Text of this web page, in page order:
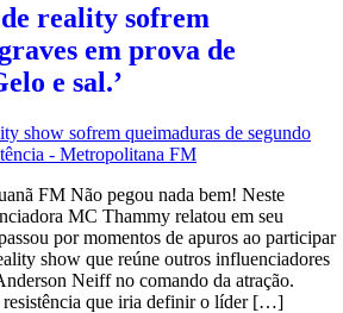
reality sofrem
em prova de
e sal.’
FM Não pegou nada bem! Neste
MC Thammy relatou em seu
por momentos de apuros ao participar
show que reúne outros influenciadores
Neiff no comando da atração.
resistência que iria definir o líder […]